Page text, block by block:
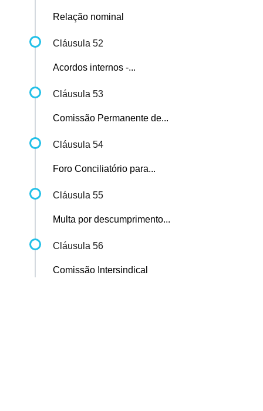
Relação nominal
Cláusula 52
Acordos internos -...
Cláusula 53
Comissão Permanente de...
Cláusula 54
Foro Conciliatório para...
Cláusula 55
Multa por descumprimento...
Cláusula 56
Comissão Intersindical